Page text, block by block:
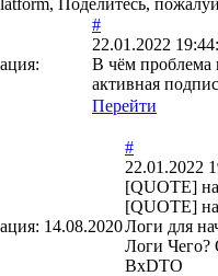
#
22.01.2022
В чём проблема
активная
Перейти
14.08.2020
#
22.01.2022
[QUOTE]
[QUOTE]
Логи для
Логи Чего?
BxDTO